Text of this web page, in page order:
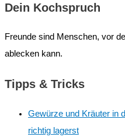
Dein Kochspruch
Freunde sind Menschen, vor
ablecken kann.
Tipps & Tricks
Gewürze und Kräuter in
richtig lagerst